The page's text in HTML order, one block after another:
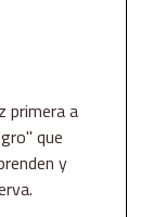
primera a
que
y